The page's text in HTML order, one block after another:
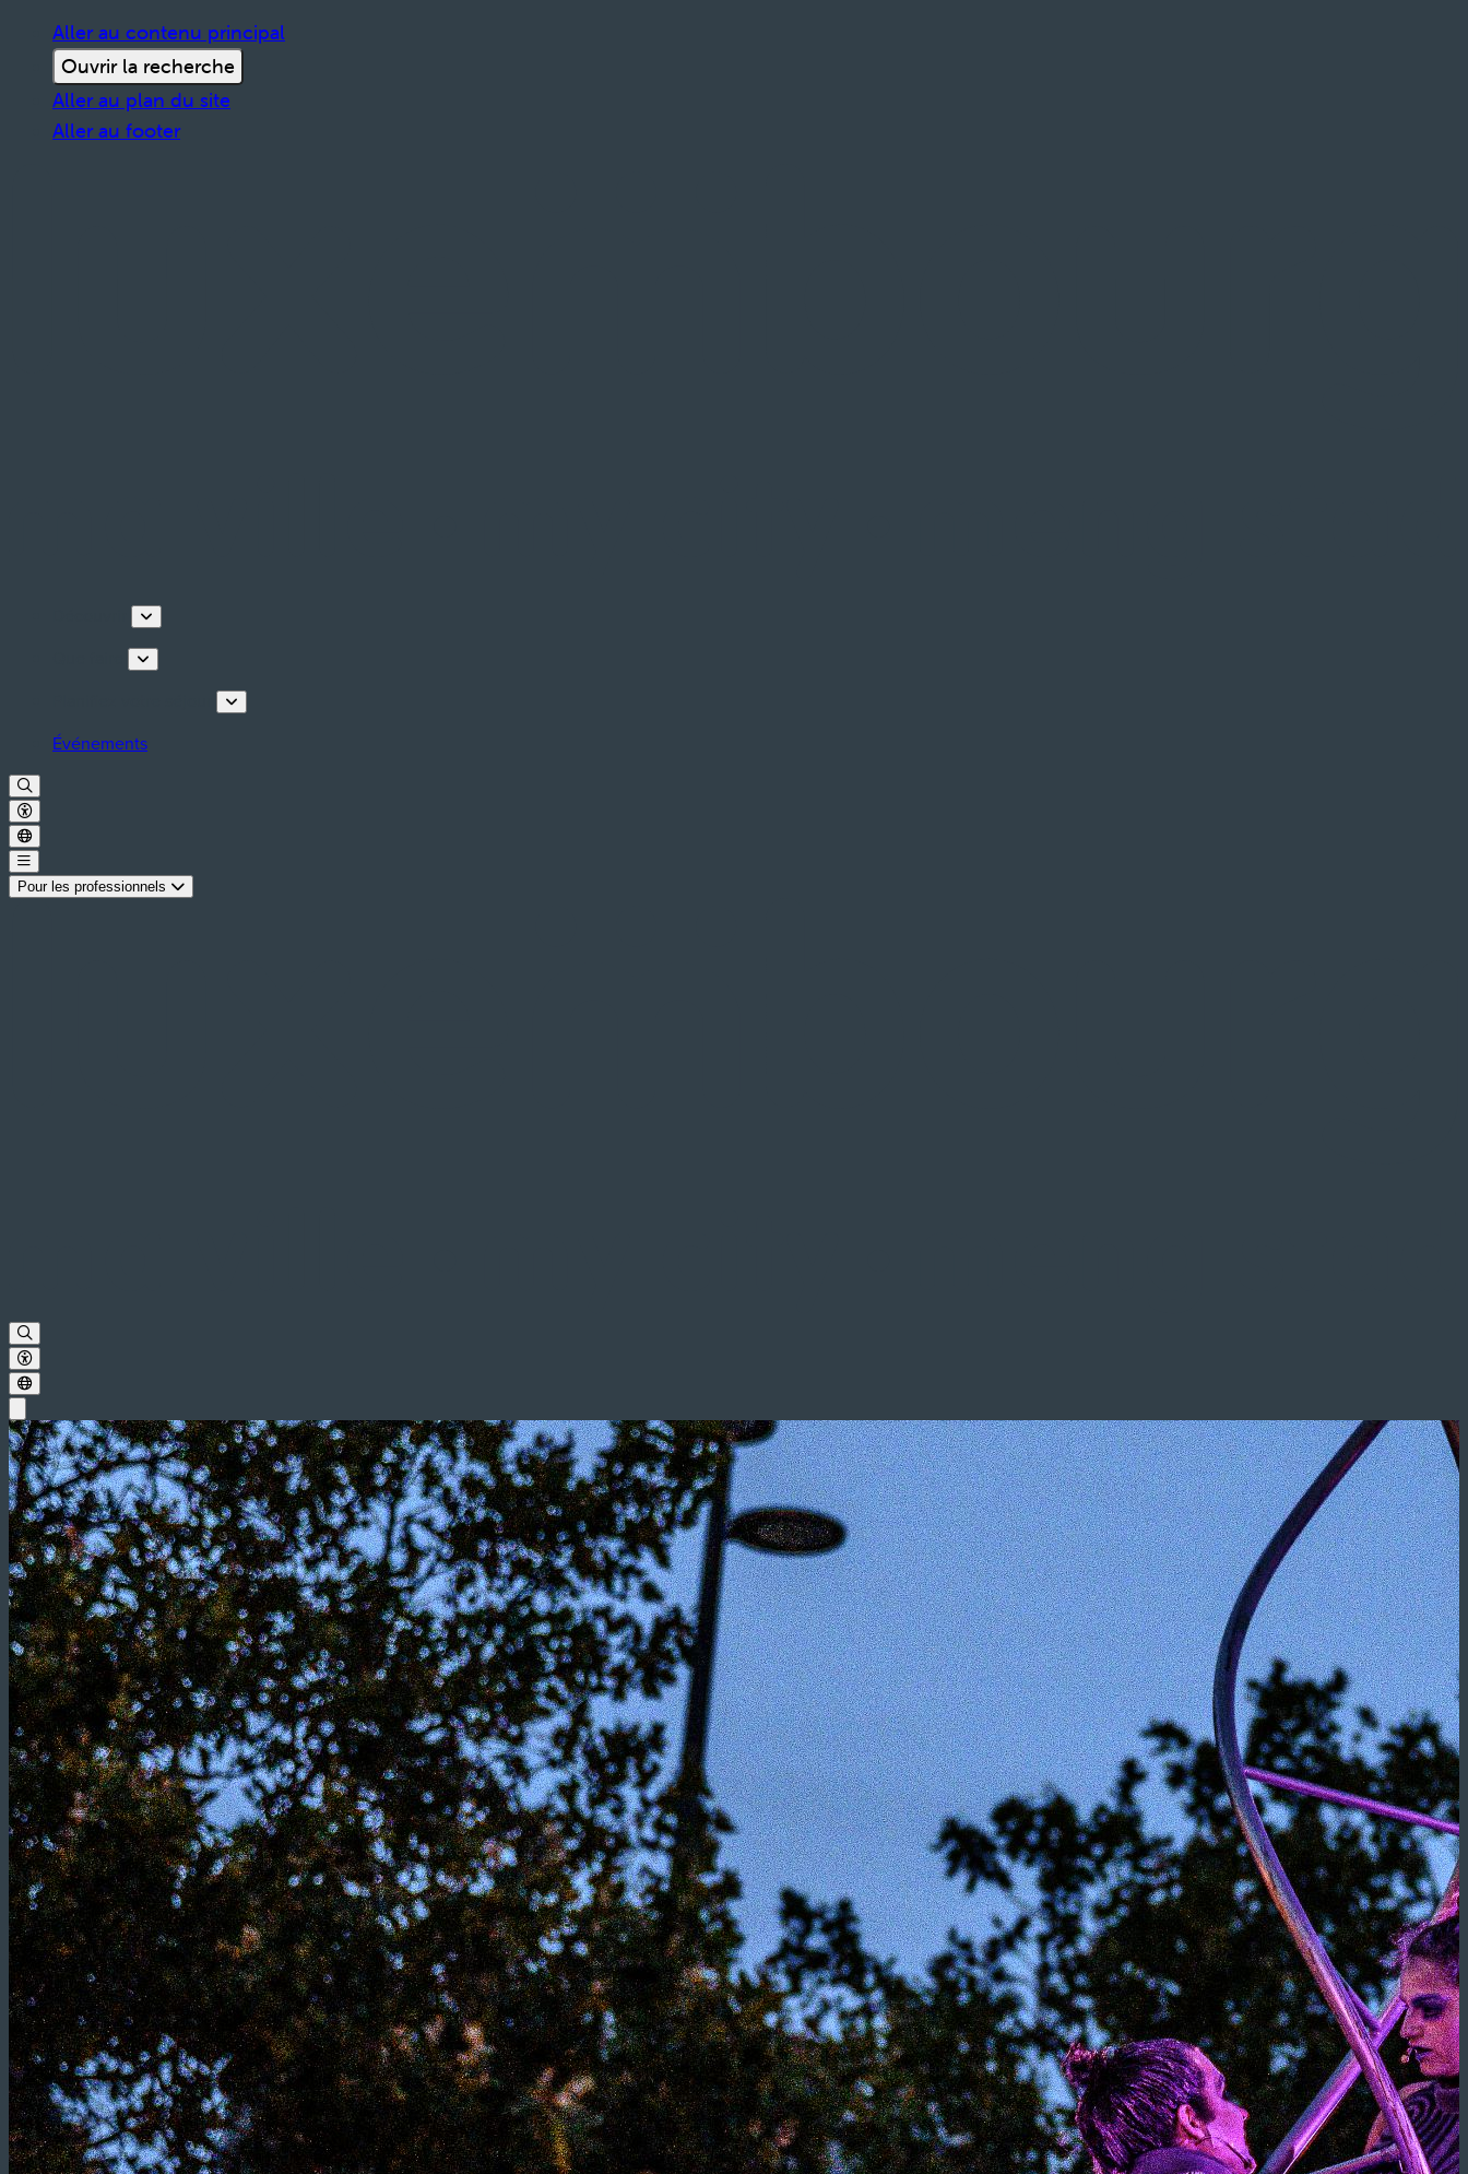
Aller au contenu principal
Ouvrir la recherche
Aller au plan du site
Aller au footer
Événements
Pour les professionnels